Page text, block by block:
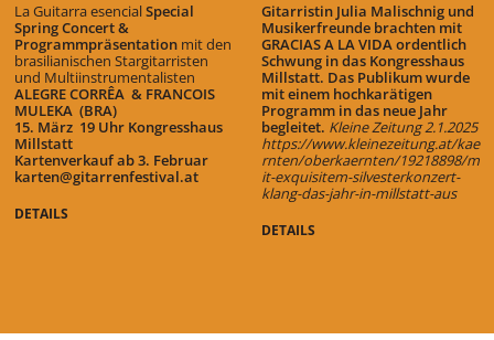
La Guitarra esencialSpecial
Spring Concert &
Programmpräsentation mitden
brasilianischen Stargitarristen
und Multiinstrumentalisten
ALEGRE CORRÊA& FRANCOIS
MULEKA (BRA)
15. März 19 Uhr Kongresshaus
Millstatt
Kartenverkauf ab 3. Februar
karten@gitarrenfestival.at
DETAILS
Gitarristin Julia Malischnig und
Musikerfreunde brachten mit
GRACIAS A LA VIDA ordentlich
Schwung in das Kongresshaus
Millstatt. Das Publikum wurde
mit einem hochkarätigen
Programm in das neue Jahr
begleitet. Kleine Zeitung 2.1.2025
https://www.kleinezeitung.at/kae
rnten/oberkaernten/19218898/m
it-exquisitem-silvesterkonzert-
klang-das-jahr-in-millstatt-aus
DETAILS